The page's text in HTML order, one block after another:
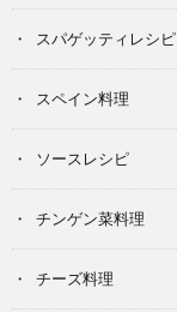
スパゲッティレシピ
スペイン料理
ソースレシピ
チンゲン菜料理
チーズ料理